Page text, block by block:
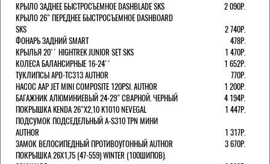
КРЫЛО ЗАДНЕЕ БЫСТРОСЪЕМНОЕ DASHBLADE SKS
2 090Р.
КРЫЛО 26" ПЕРЕДНЕЕ БЫСТРОСЪЕМНОЕ DASHBOARD
SKS
2 740Р.
ФОНАРЬ ЗАДНИЙ SMART
478Р.
КРЫЛЬЯ 20'' HIGHTREK JUNIOR SET SKS
1 470Р.
КОЛЕСА БАЛАНСИРНЫЕ 16-24''
1 652Р.
ТУКЛИПСЫ APD-TC313 AUTHOR
770Р.
НАСОС AAP JET MINI COMPOSITE 120PSI. AUTHOR
1 200Р.
БАГАЖНИК АЛЮМИНИЕВЫЙ 24-29" СВАРНОЙ. ЧЕРНЫЙ
4 194Р.
ПОКРЫШКА KENDA 26"Х2,10 K1010 NEVEGAL
1 447Р.
ПОДСУМОК ПОДСЕДЕЛЬНЫЙ A-S310 TPN МИНИ
AUTHOR
1 317Р.
ЗАМОК ВЕЛОСИПЕДНЫЙ ПРОТИВОУГОННЫЙ AUTHOR
3 670Р.
ПОКРЫШКА 26X1,75 (47-559) WINTER (100ШИПОВ).